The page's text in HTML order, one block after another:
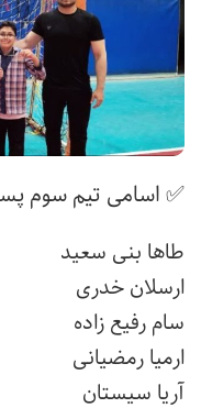
✅ اسامی تیم سوم
طاها بنی سعید
ارسلان خدری
سام رفیع زاده
ارمیا رمضیانی
آریا سیستان